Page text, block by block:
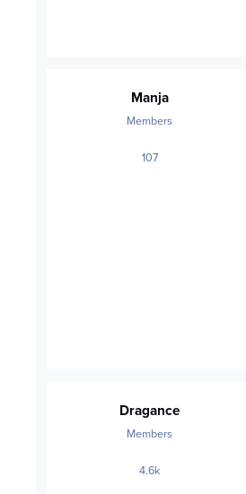
Manja
Members
107posts
Dragance
Members
4.6kposts